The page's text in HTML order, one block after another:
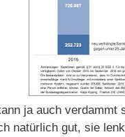
ja auch
natürlich gut, sie